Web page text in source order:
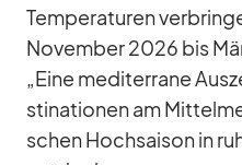
Tem­pe­ra­tu­ren
No­vem­ber 2026 bis
„Eine me­di­ter­rane
sti­na­tio­nen am
schen Hoch­sai­son in